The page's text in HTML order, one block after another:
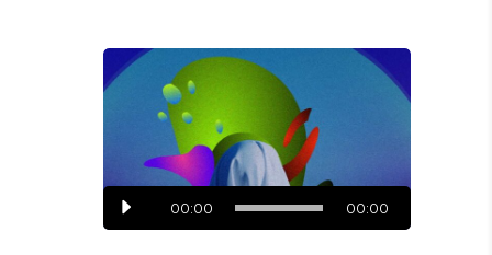
Lecteur
audio
00:00 00:00